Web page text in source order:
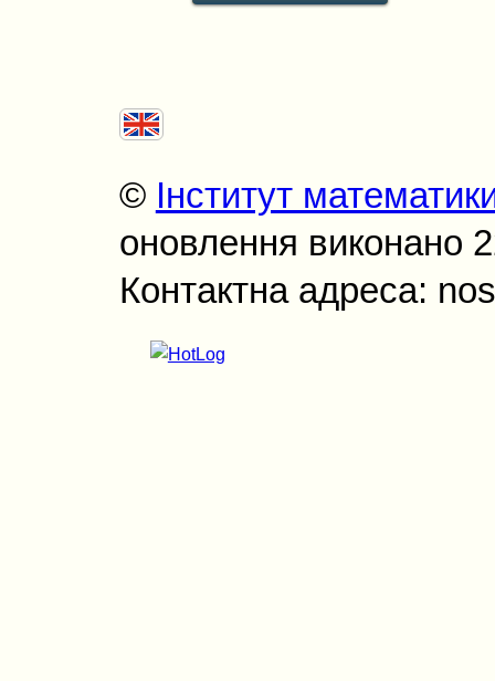
© Інститут
оновлення виконано
Контактна адреса: